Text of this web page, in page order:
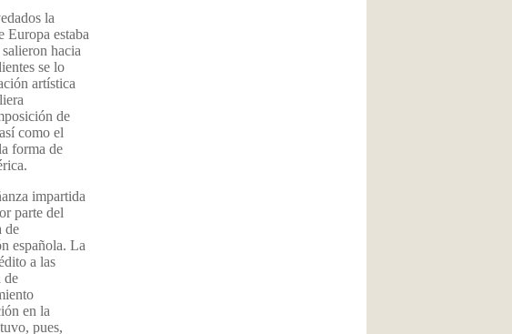
la
Europa estaba
hacia
se lo
artística
de
como el
forma de
impartida
parte del
de
española. La
a las
de
en la
pues,